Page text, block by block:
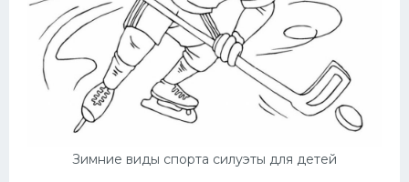
Зимние виды спорта силуэты для детей